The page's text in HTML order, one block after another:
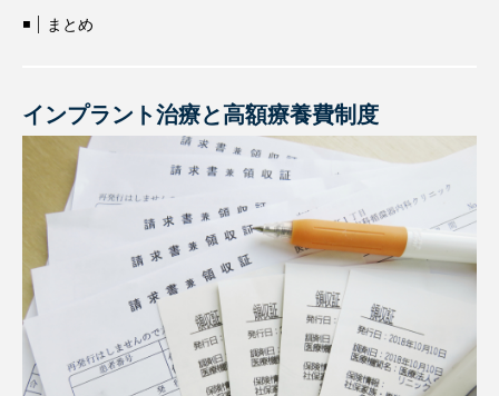
まとめ
インプラント治療と高額療養費制度